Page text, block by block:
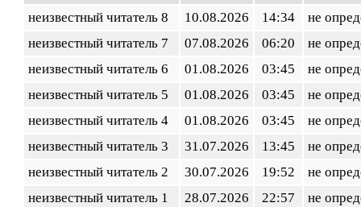
неизвестный читатель 8
10.08.2026 14:34
не
неизвестный читатель 7
07.08.2026 06:20
не
неизвестный читатель 6
01.08.2026 03:45
не
неизвестный читатель 5
01.08.2026 03:45
не
неизвестный читатель 4
01.08.2026 03:45
не
неизвестный читатель 3
31.07.2026 13:45
не
неизвестный читатель 2
30.07.2026 19:52
не
неизвестный читатель 1
28.07.2026 22:57 не